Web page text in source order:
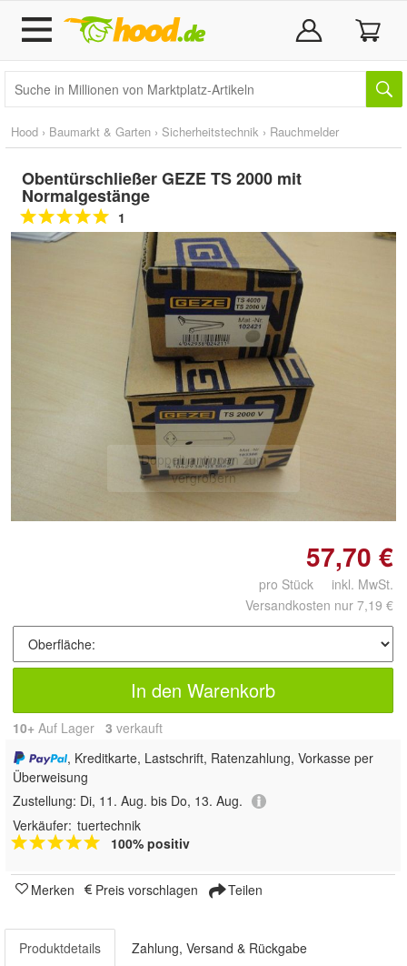
Hood › Baumarkt & Garten › Sicherheitstechnik › Rauchmelder
Obentürschließer GEZE TS 2000 mit
Normalgestänge
1
Doppelt antippen zum
vergrößern
57,70 €
pro Stück inkl. MwSt.
Versandkosten nur 7,19 €
In den Warenkorb
10+ Auf Lager 3 verkauft
, Kreditkarte, Lastschrift, Ratenzahlung, Vorkasse per
Überweisung
Zustellung: Di, 11. Aug. bis Do, 13. Aug.
Verkäufer: tuertechnik
100% positiv
Merken Preis vorschlagen Teilen
Produktdetails Zahlung, Versand & Rückgabe